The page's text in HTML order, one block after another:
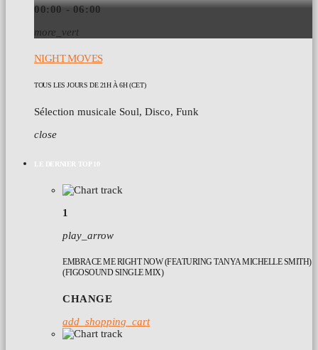
00:00 - 06:00
more_vert
NIGHT MOVES
TOUS LES JOURS DE 21H À 6H (CET)
Sélection musicale Soul, Disco, Funk
close
LE DERNIER TOP 10
1
play_arrow
EMBRACE ME RIGHT NOW (FEATURING TANYA MICHELLE SMITH)
(FIGOSOUND SINGLE MIX)
CHANGE
add_shopping_cart